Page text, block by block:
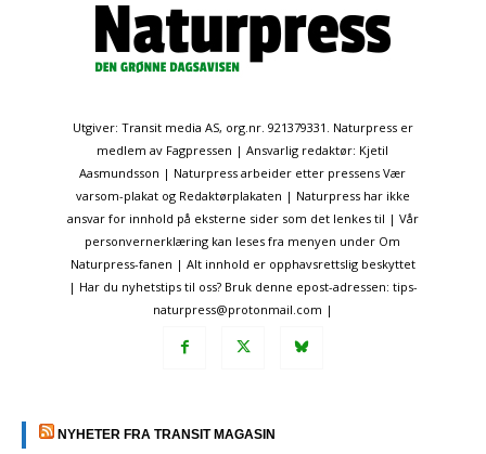
Utgiver: Transit media AS, org.nr. 921379331. Naturpress er
medlem av Fagpressen | Ansvarlig redaktør: Kjetil
Aasmundsson | Naturpress arbeider etter pressens Vær
varsom-plakat og Redaktørplakaten | Naturpress har ikke
ansvar for innhold på eksterne sider som det lenkes til | Vår
personvernerklæring kan leses fra menyen under Om
Naturpress-fanen | Alt innhold er opphavsrettslig beskyttet
| Har du nyhetstips til oss? Bruk denne epost-adressen: tips-
naturpress@protonmail.com |
NYHETER FRA TRANSIT MAGASIN